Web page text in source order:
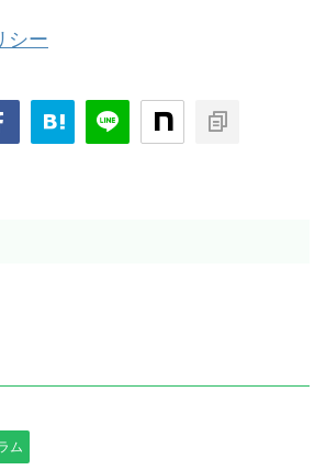
シー
ム